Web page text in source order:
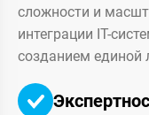
сложности и
интеграции IT-
созданием единой